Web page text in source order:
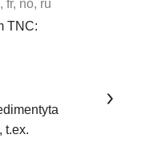
fr, no, ru
TNC:
t.ex.